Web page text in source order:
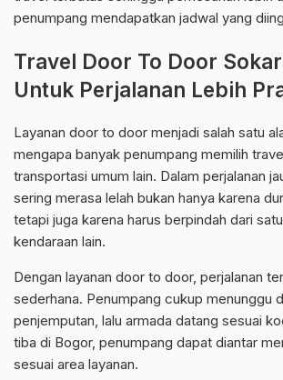
penumpang mendapatkan jadwal yang
Travel Door To Door
Untuk Perjalanan Lebih
Layanan door to door menjadi salah satu
mengapa banyak penumpang memilih
transportasi umum lain. Dalam perjalanan
sering merasa lelah bukan hanya karena
tetapi juga karena harus berpindah dari
kendaraan lain.
Dengan layanan door to door, perjalanan
sederhana. Penumpang cukup menunggu
penjemputan, lalu armada datang sesuai
tiba di Bogor, penumpang dapat diantar
sesuai area layanan.